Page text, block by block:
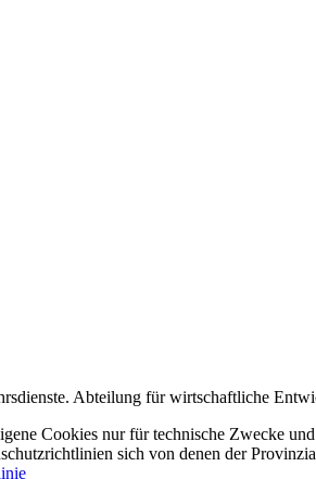
Abteilung für wirtschaftliche
Cookies nur für technische Zwecke
sich von denen der